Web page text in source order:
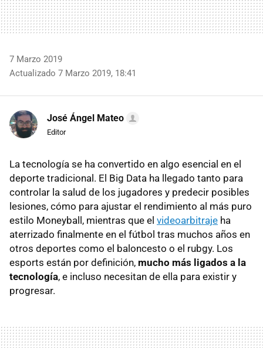
7 Marzo 2019
Actualizado 7 Marzo 2019, 18:41
José Ángel Mateo
Editor
La tecnología se ha convertido en algo esencial en el
deporte tradicional. El Big Data ha llegado tanto para
controlar la salud de los jugadores y predecir posibles
lesiones, cómo para ajustar el rendimiento al más puro
estilo Moneyball, mientras que el videoarbitraje ha
aterrizado finalmente en el fútbol tras muchos años en
otros deportes como el baloncesto o el rubgy. Los
esports están por definición, mucho más ligados a la
tecnología, e incluso necesitan de ella para existir y
progresar.